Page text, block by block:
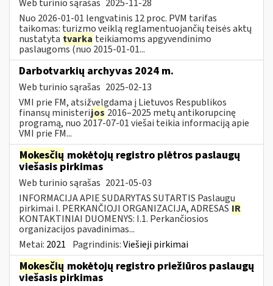
Web turinio sąrašas 2025-11-28
Nuo 2026-01-01 lengvatinis 12 proc. PVM tarifas
taikomas: turizmo veiklą reglamentuojančių teisės aktų
nustatyta tvarka teikiamoms apgyvendinimo
paslaugoms (nuo 2015-01-01...
Darbotvarkių archyvas 2024 m.
Web turinio sąrašas 2025-02-13
VMI prie FM, atsižvelgdama į Lietuvos Respublikos
finansų ministerijos 2016–2025 metų antikorupcinę
programą, nuo 2017-07-01 viešai teikia informaciją apie
VMI prie FM...
Mokesčių mokėtojų registro plėtros paslaugų
viešasis pirkimas
Web turinio sąrašas 2021-05-03
INFORMACIJA APIE SUDARYTAS SUTARTIS Paslaugų
pirkimai I. PERKANČIOJI ORGANIZACIJA, ADRESAS IR
KONTAKTINIAI DUOMENYS: I.1. Perkančiosios
organizacijos pavadinimas...
Metai: 2021 Pagrindinis:Viešieji pirkimai
Mokesčių mokėtojų registro priežiūros paslaugų
viešasis pirkimas